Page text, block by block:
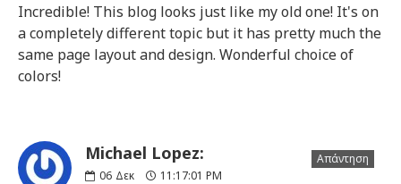
Incredible! This blog looks just like my old one! It's on
a completely different topic but it has pretty much the
same page layout and design. Wonderful choice of
colors!
Michael Lopez:
06 Δεκ 11:17:01 PM
Απάντηση